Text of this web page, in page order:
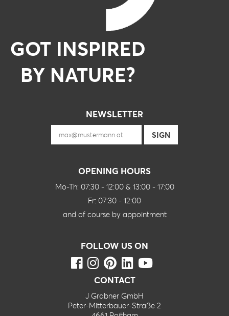
GOT INSPIRED
BY NATURE?
NEWSLETTER
OPENING HOURS
Mo-Th: 07:30 - 12:00 & 13:00 - 17:00
Fr: 07:30 - 12:00
and of course by appointment
FOLLOW US ON
CONTACT
J Grabner GmbH
Peter-Mitterbauer-Straße 2